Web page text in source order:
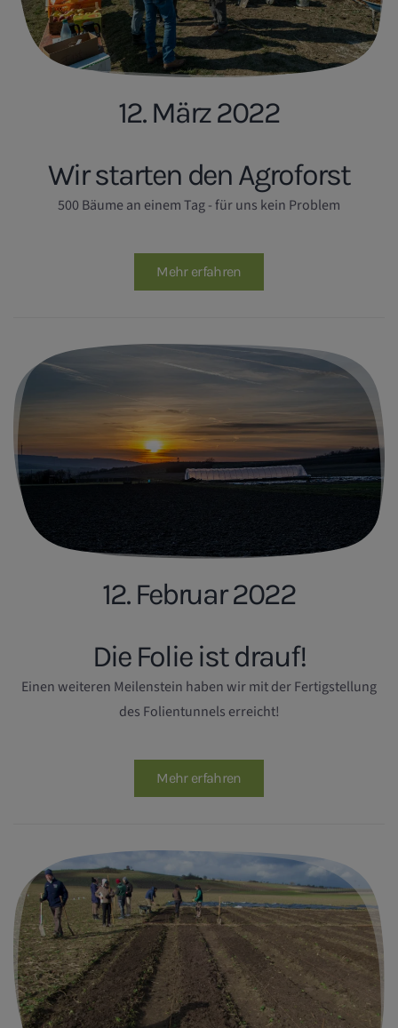
12. März 2022
Wir starten den Agroforst
500 Bäume an einem Tag - für uns kein Problem
Mehr erfahren
12. Februar 2022
Die Folie ist drauf!
Einen weiteren Meilenstein haben wir mit der Fertigstellung
des Folientunnels erreicht!
Mehr erfahren